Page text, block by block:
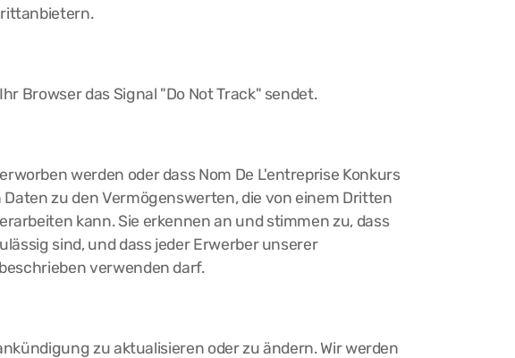
Browser das Signal "Do Not Track" sendet.
werden oder dass Nom De L'entreprise Konkurs
zu den Vermögenswerten, die von einem Dritten
kann. Sie erkennen an und stimmen zu, dass
sind, und dass jeder Erwerber unserer
verwenden darf.
zu aktualisieren oder zu ändern. Wir werden